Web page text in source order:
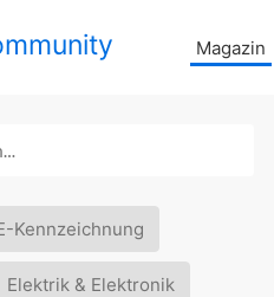
Magazin
Kennzeichnung
Elektrik & Elektronik